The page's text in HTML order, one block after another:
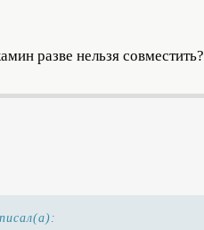
разве нельзя совместить?